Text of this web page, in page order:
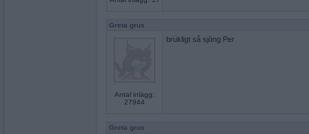
Greta grus
Antal inlägg:
27944
brukligt så sjöng Per
Greta grus